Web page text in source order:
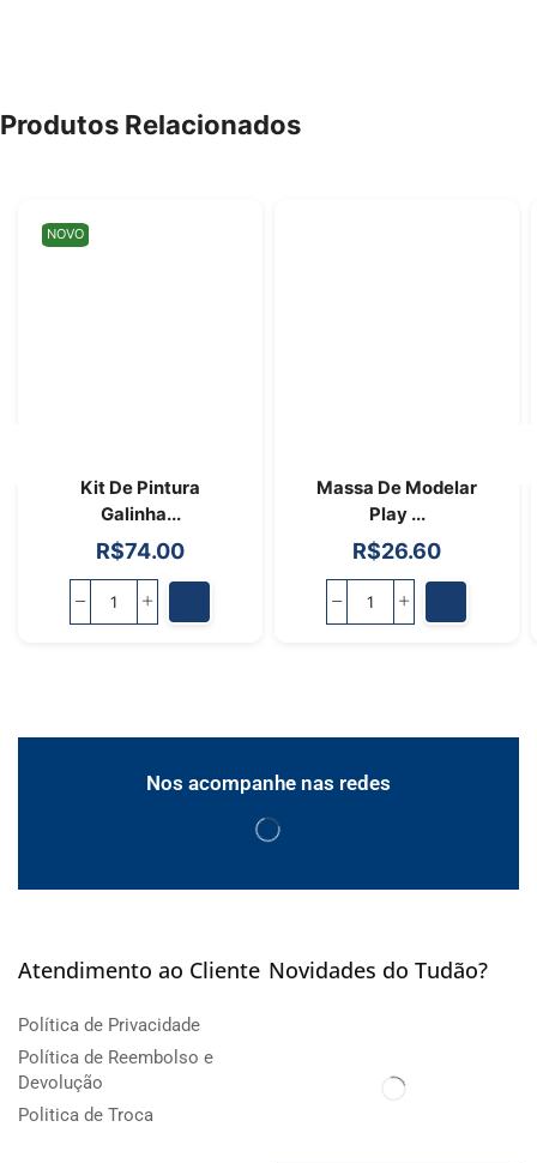
Produtos Relacionados
NOVO
Kit De Pintura
Galinha...
R$74.00
Massa De Modelar
Play ...
R$26.60
Nos acompanhe nas redes
Atendimento ao Cliente
Política de Privacidade
Política de Reembolso e
Devolução
Politica de Troca
Novidades do Tudão?